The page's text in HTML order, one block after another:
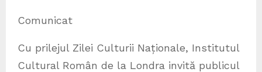
Comunicat
Cu prilejul Zilei Culturii Naționale, Institutul
Cultural Român de la Londra invită publicul